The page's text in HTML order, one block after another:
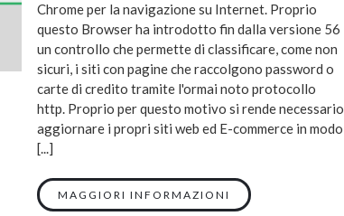
Chrome per la navigazione su Internet. Proprio
questo Browser ha introdotto fin dalla versione 56
un controllo che permette di classificare, come non
sicuri, i siti con pagine che raccolgono password o
carte di credito tramite l'ormai noto protocollo
http. Proprio per questo motivo si rende necessario
aggiornare i propri siti web ed E-commerce in modo
[...]
MAGGIORI INFORMAZIONI